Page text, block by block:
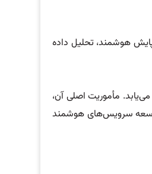
هوشمند، تحلیل داده
می‌یابد. مأموریت اصلی آن،
توسعه سرویس‌های هوشمند